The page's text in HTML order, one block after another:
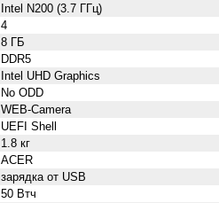
Intel N200 (3.7 ГГц)
4
8 ГБ
DDR5
Intel UHD Graphics
No ODD
WEB-Camera
UEFI Shell
1.8 кг
ACER
зарядка от USB
50 Втч